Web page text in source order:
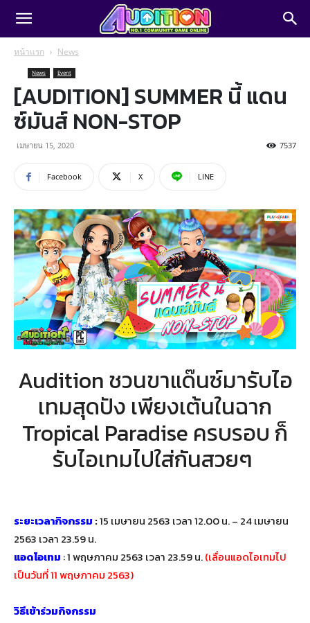
หน้าแรก News
News Event
[AUDITION] SUMMER นี้ แดน
ซ์มันส์ NON-STOP
เมษายน 15, 2020 7537
Facebook X LINE
Audition ชวนขาแด๊นซ์มารับไอ
เทมสุดปัง เพียงเต้นในฉาก
Tropical Paradise ครบรอบ ก็
รับไอเทมไปใส่กันสวยๆ
ระยะเวลากิจกรรม :15 เมษายน 2563 เวลา 12.00 น. – 24 เมษายน
2563 เวลา 23.59 น.
แอดไอเทม : 1 พฤษภาคม 2563 เวลา 23.59 น.(เลื่อนแอดไอเทมไป
เป็นวันที่ 11 พฤษภาคม 2563)
วิธีเข้าร่วมกิจกรรม